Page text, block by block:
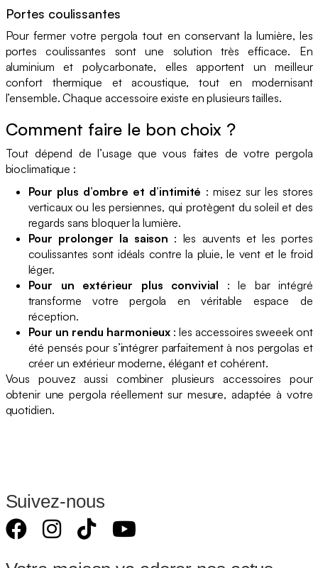
Portes coulissantes
Pour fermer votre pergola tout en conservant la lumière, les
portes coulissantes sont une solution très efficace. En
aluminium et polycarbonate, elles apportent un meilleur
confort thermique et acoustique, tout en modernisant
l’ensemble. Chaque accessoire existe en plusieurs tailles.
Comment faire le bon choix ?
Tout dépend de l’usage que vous faites de votre pergola
bioclimatique :
Pour plus d’ombre et d’intimité : misez sur les stores
verticaux ou les persiennes, qui protègent du soleil et des
regards sans bloquer la lumière.
Pour prolonger la saison : les auvents et les portes
coulissantes sont idéals contre la pluie, le vent et le froid
léger.
Pour un extérieur plus convivial : le bar intégré
transforme votre pergola en véritable espace de
réception.
Pour un rendu harmonieux : les accessoires sweeek ont
été pensés pour s’intégrer parfaitement à nos pergolas et
créer un extérieur moderne, élégant et cohérent.
Vous pouvez aussi combiner plusieurs accessoires pour
obtenir une pergola réellement sur mesure, adaptée à votre
quotidien.
Suivez-nous